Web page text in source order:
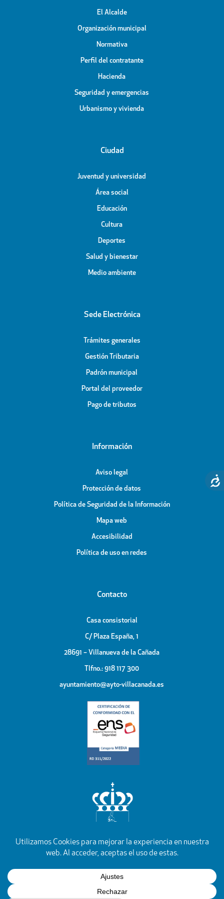
El Alcalde
Organización municipal
Normativa
Perfil del contratante
Hacienda
Seguridad y emergencias
Urbanismo y vivienda
Ciudad
Juventud y universidad
Área social
Educación
Cultura
Deportes
Salud y bienestar
Medio ambiente
Sede Electrónica
Trámites generales
Gestión Tributaria
Padrón municipal
Portal del proveedor
Pago de tributos
Información
Aviso legal
Protección de datos
Política de Seguridad de la Información
Mapa web
Accesibilidad
Política de uso en redes
Contacto
Casa consistorial
C/ Plaza España, 1
28691 – Villanueva de la Cañada
Tlfno.: 918 117 300
ayuntamiento@ayto-villacanada.es
YouTubeFacebookInstagram